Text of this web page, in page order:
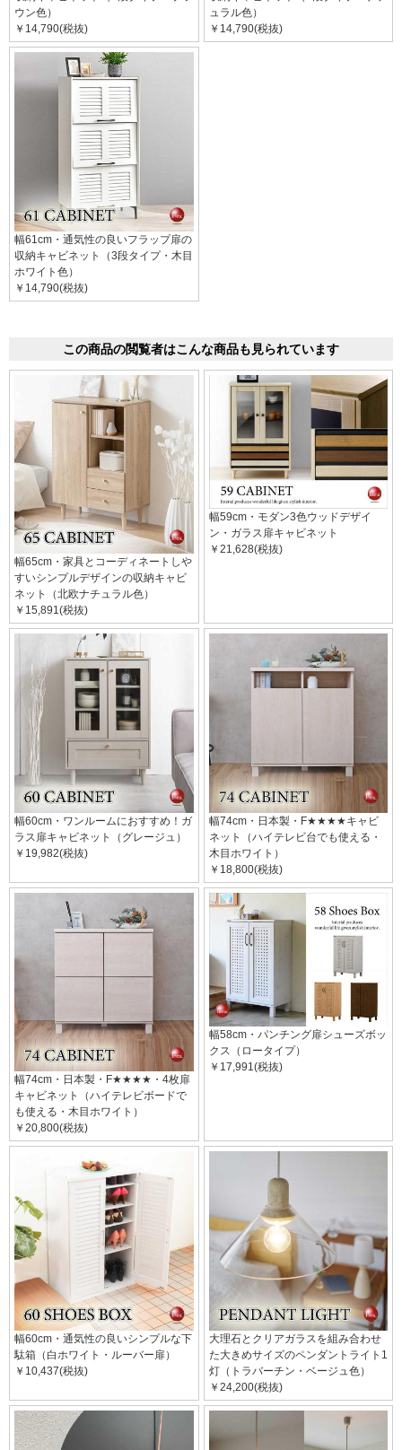
ウン色）
￥14,790(税抜)
ュラル色）
￥14,790(税抜)
幅61cm・通気性の良いフラップ扉の
収納キャビネット（3段タイプ・木目
ホワイト色）
￥14,790(税抜)
この商品の閲覧者はこんな商品も見られています
幅65cm・家具とコーディネートしや
すいシンプルデザインの収納キャビ
ネット（北欧ナチュラル色）
￥15,891(税抜)
幅59cm・モダン3色ウッドデザイ
ン・ガラス扉キャビネット
￥21,628(税抜)
幅60cm・ワンルームにおすすめ！ガ
ラス扉キャビネット（グレージュ）
￥19,982(税抜)
幅74cm・日本製・F★★★★キャビ
ネット（ハイテレビ台でも使える・
木目ホワイト）
￥18,800(税抜)
幅74cm・日本製・F★★★★・4枚扉
キャビネット（ハイテレビボードで
も使える・木目ホワイト）
￥20,800(税抜)
幅58cm・パンチング扉シューズボッ
クス（ロータイプ）
￥17,991(税抜)
幅60cm・通気性の良いシンプルな下
駄箱（白ホワイト・ルーバー扉）
￥10,437(税抜)
大理石とクリアガラスを組み合わせ
た大きめサイズのペンダントライト1
灯（トラバーチン・ベージュ色）
￥24,200(税抜)